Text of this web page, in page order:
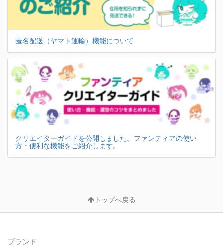
匿名配送（ヤマト運輸）機能について
クリエイターガイドを公開しました。ファンティアの使い
方・便利な機能をご紹介します。
トップへ戻る
ブランド